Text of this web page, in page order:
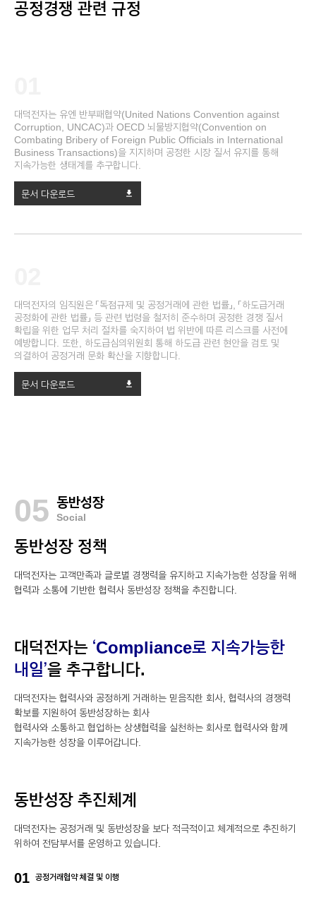
공정경쟁 관련 규정
대덕전자는 유엔 반부패협약(United Nations Convention against
Corruption, UNCAC)과 OECD 뇌물방지협약(Convention on
Combating Bribery of Foreign Public Officials in International
Business Transactions)을 지지하며 공정한 시장 질서 유지를 통해
지속가능한 생태계를 추구합니다.
문서 다운로드 download
대덕전자의 임직원은 「독점규제 및 공정거래에 관한 법률」, 「하도급거래
공정화에 관한 법률」 등 관련 법령을 철저히 준수하며 공정한 경쟁 질서
확립을 위한 업무 처리 절차를 숙지하여 법 위반에 따른 리스크를 사전에
예방합니다. 또한, 하도급심의위원회 통해 하도급 관련 현안을 검토 및
의결하여 공정거래 문화 확산을 지향합니다.
문서 다운로드 download
동반성장
Social
05
동반성장 정책
대덕전자는 고객만족과 글로벌 경쟁력을 유지하고 지속가능한 성장을 위해
협력과 소통에 기반한 협력사 동반성장 정책을 추진합니다.
대덕전자는 ‘Compliance로 지속가능한
내일’을 추구합니다.
대덕전자는 협력사와 공정하게 거래하는 믿음직한 회사, 협력사의 경쟁력
확보를 지원하여 동반성장하는 회사
협력사와 소통하고 협업하는 상생협력을 실천하는 회사로 협력사와 함께
지속가능한 성장을 이루어갑니다.
동반성장 추진체계
대덕전자는 공정거래 및 동반성장을 보다 적극적이고 체계적으로 추진하기
위하여 전담부서를 운영하고 있습니다.
01 공정거래협약 체결 및 이행